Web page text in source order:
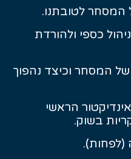
כספי ולהורדת
המסחר וכיצד נהפוך
הראשי
בשוק.